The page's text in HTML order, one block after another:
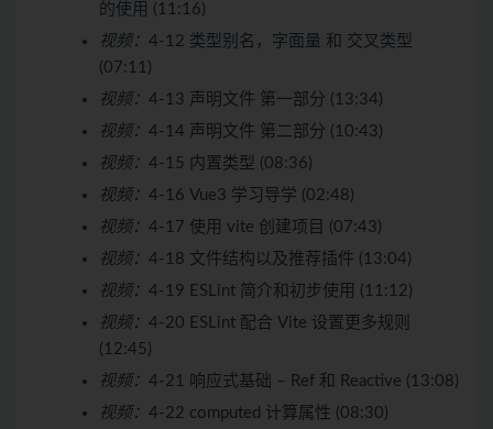
的使用 (11:16)
视频： 4-12 类型别名，字面量 和 交叉类型
(07:11)
视频： 4-13 声明文件 第一部分 (13:34)
视频： 4-14 声明文件 第二部分 (10:43)
视频： 4-15 内置类型 (08:36)
视频： 4-16 Vue3 学习导学 (02:48)
视频： 4-17 使用 vite 创建项目 (07:43)
视频： 4-18 文件结构以及推荐插件 (13:04)
视频： 4-19 ESLint 简介和初步使用 (11:12)
视频： 4-20 ESLint 配合 Vite 设置更多规则
(12:45)
视频： 4-21 响应式基础 – Ref 和 Reactive (13:08)
视频： 4-22 computed 计算属性 (08:30)